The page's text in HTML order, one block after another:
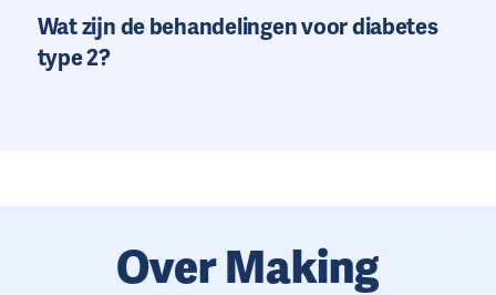
Wat zijn de behandelingen voor diabetes
type 2?
Over Making